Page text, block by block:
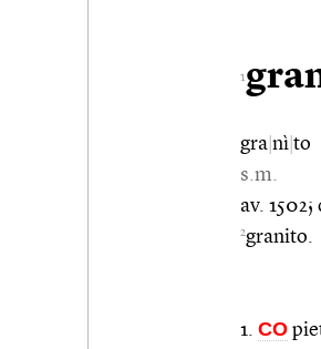
1
gra nì to
s.m.
av. 1502;
2granito.
1. CO